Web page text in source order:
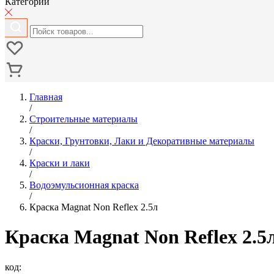
Главная
/
Строительные материалы
/
Краски, Грунтовки, Лаки и Декоративные материалы
/
Краски и лаки
/
Водоэмульсионная краска
/
Краска Magnat Non Reflex 2.5л
Краска Magnat Non Reflex
код: